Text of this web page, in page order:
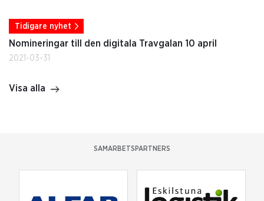
Tidigare nyhet
Nomineringar till den digitala Travgalan 10 april
2021-03-31
Visa alla
SAMARBETSPARTNERS